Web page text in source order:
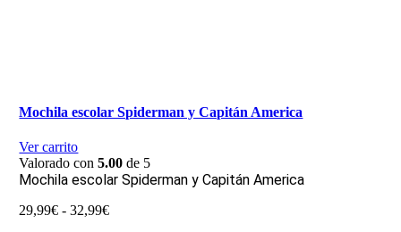
Mochila escolar Spiderman y Capitán America
Ver carrito
Valorado con5.00 de 5
Mochila escolar Spiderman y Capitán America
29,99€ - 32,99€Rango